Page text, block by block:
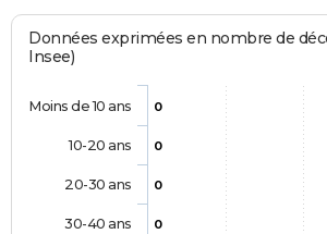
Données exprimées en nombre de
Insee)
0
0
0
0
Moins de 10 ans
10-20 ans
20-30 ans
30-40 ans